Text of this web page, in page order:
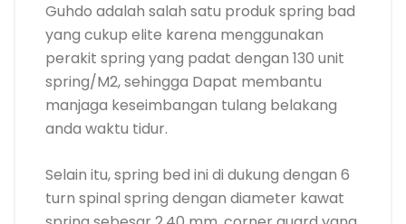
Guhdo adalah salah satu produk spring bad
yang cukup elite karena menggunakan
perakit spring yang padat dengan 130 unit
spring/M2, sehingga Dapat membantu
manjaga keseimbangan tulang belakang
anda waktu tidur.
Selain itu, spring bed ini di dukung dengan 6
turn spinal spring dengan diameter kawat